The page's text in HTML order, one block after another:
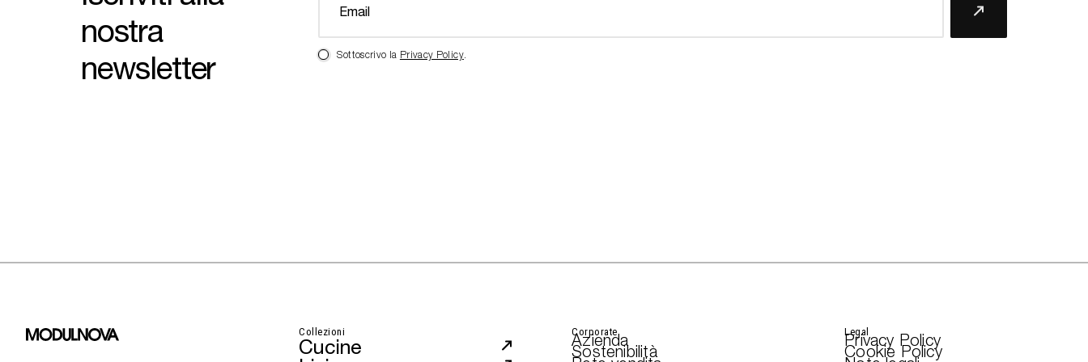
nostra
newsletter
Sottoscrivo la Privacy Policy.
Collezioni
Cucine
Corporate
Azienda
Sostenibilità
Legal
Privacy Policy
Cookie Policy